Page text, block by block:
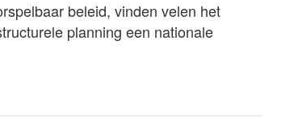
beleid, vinden velen het
planning een nationale